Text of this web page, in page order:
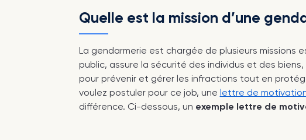
Quelle est la mission d’une
La gendarmerie est chargée de plusieurs missions
public, assure la sécurité des individus et des
pour prévenir et gérer les infractions tout en
voulez postuler pour ce job, une lettre de
différence. Ci-dessous, un exemple lettre de